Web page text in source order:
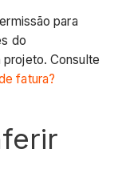
para
do
Consulte
fatura?